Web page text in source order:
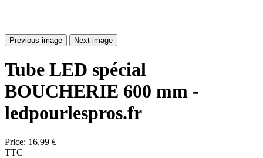
Previous image Next image
Tube LED spécial
BOUCHERIE 600 mm -
ledpourlespros.fr
Price: 16,99 €
TTC